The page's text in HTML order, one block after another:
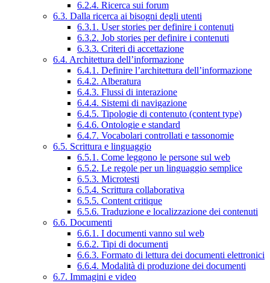
6.2.4. Ricerca sui forum
6.3. Dalla ricerca ai bisogni degli utenti
6.3.1. User stories per definire i contenuti
6.3.2. Job stories per definire i contenuti
6.3.3. Criteri di accettazione
6.4. Architettura dell’informazione
6.4.1. Definire l’architettura dell’informazione
6.4.2. Alberatura
6.4.3. Flussi di interazione
6.4.4. Sistemi di navigazione
6.4.5. Tipologie di contenuto (content type)
6.4.6. Ontologie e standard
6.4.7. Vocabolari controllati e tassonomie
6.5. Scrittura e linguaggio
6.5.1. Come leggono le persone sul web
6.5.2. Le regole per un linguaggio semplice
6.5.3. Microtesti
6.5.4. Scrittura collaborativa
6.5.5. Content critique
6.5.6. Traduzione e localizzazione dei contenuti
6.6. Documenti
6.6.1. I documenti vanno sul web
6.6.2. Tipi di documenti
6.6.3. Formato di lettura dei documenti elettronici
6.6.4. Modalità di produzione dei documenti
6.7. Immagini e video